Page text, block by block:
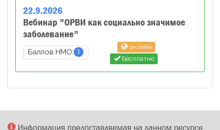
22.9.2026
Вебинар "ОРВИ как социально значимое
заболевание"
Баллов НМО: 1
онлайн
Бесплатно
Информация предоставляемая на данном ресурсе